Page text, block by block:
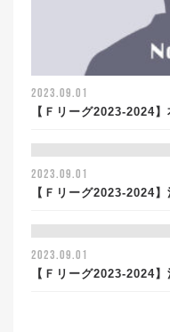
2023.09.01
【Ｆリーグ2023-2024
2023.09.01
【Ｆリーグ2023-2024
2023.09.01
【Ｆリーグ2023-2024